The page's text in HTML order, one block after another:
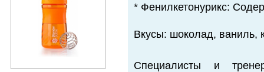
* Фенилкетонурикс:
Вкусы: шоколад, ваниль,
Специалисты и